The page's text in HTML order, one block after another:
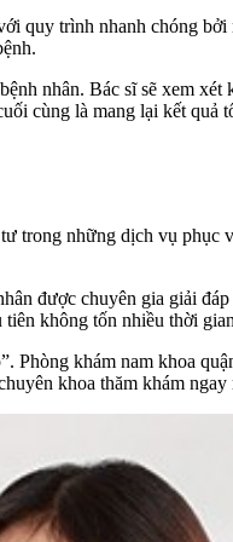
quy trình nhanh chóng
nhân. Bác sĩ sẽ xem
cùng là mang lại kết quả
trong những dịch vụ phục
được chuyên gia giải
không tốn nhiều thời
Phòng khám nam khoa
khoa thăm khám